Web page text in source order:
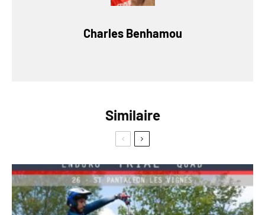
Charles Benhamou
Similaire